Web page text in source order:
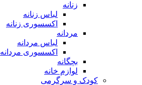
زنانه
لباس زنانه
اکسسوری زنانه
مردانه
لباس مردانه
اکسسوری مردانه
بچگانه
لوازم خانه
کودک و سرگرمی